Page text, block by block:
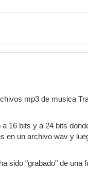
mp3 de musica
16 bits y a 24 bits
en un archivo wav y
sido "grabado" de